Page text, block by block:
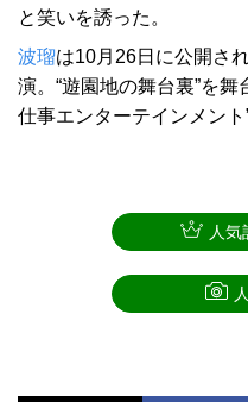
と笑いを誘った。
波瑠は10月26日に公開さ
演。“遊園地の舞台裏”を
仕事エンターテインメント
人気